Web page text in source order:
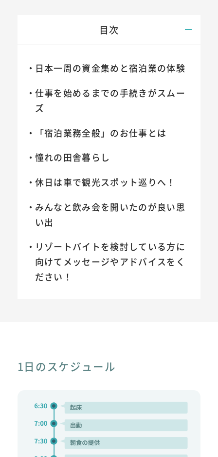
目次
日本一周の資金集めと宿泊業の体験
仕事を始めるまでの手続きがスムー
ズ
「宿泊業務全般」のお仕事とは
憧れの田舎暮らし
休日は車で観光スポット巡りへ！
みんなと飲み会を開いたのが良い思
い出
リゾートバイトを検討している方に
向けてメッセージやアドバイスをく
ださい！
1日のスケジュール